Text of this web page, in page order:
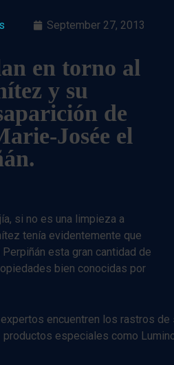
September 27, 2013
en torno al
y su
de
Josée el
si no es una limpieza a
tenía evidentemente que
esta gran cantidad de
bien conocidas por
encuentren los rastros
productos especiales como